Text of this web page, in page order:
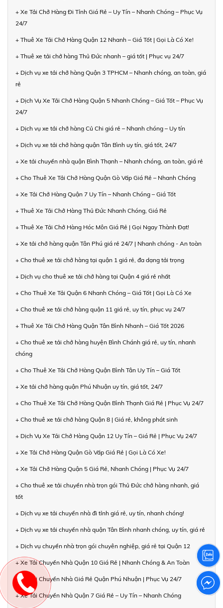
+ Xe Tải Chở Hàng Đi Tỉnh Giá Rẻ – Uy Tín – Nhanh Chóng – Phục Vụ
24/7
+ Thuê Xe Tải Chở Hàng Quận 12 Nhanh – Giá Tốt | Gọi Là Có Xe!
+ Thuê xe tải chở hàng Thủ Đức nhanh – giá tốt | Phục vụ 24/7
+ Dịch vụ xe tải chở hàng Quận 3 TPHCM – Nhanh chóng, an toàn, giá
rẻ
+ Dịch Vụ Xe Tải Chở Hàng Quận 5 Nhanh Chóng – Giá Tốt – Phục Vụ
24/7
+ Dịch vụ xe tải chở hàng Củ Chi giá rẻ – Nhanh chóng – Uy tín
+ Dịch vụ xe tải chở hàng quận Tân Bình uy tín, giá tốt, 24/7
+ Xe tải chuyển nhà quận Bình Thạnh – Nhanh chóng, an toàn, giá rẻ
+ Cho Thuê Xe Tải Chở Hàng Quận Gò Vấp Giá Rẻ – Nhanh Chóng
+ Xe Tải Chở Hàng Quận 7 Uy Tín – Nhanh Chóng – Giá Tốt
+ Thuê Xe Tải Chở Hàng Thủ Đức Nhanh Chóng, Giá Rẻ
+ Thuê Xe Tải Chở Hàng Hóc Môn Giá Rẻ | Gọi Ngay Thành Đạt!
+ Xe tải chở hàng quận Tân Phú giá rẻ 24/7 | Nhanh chóng - An toàn
+ Cho thuê xe tải chở hàng tại quận 1 giá rẻ, đa dạng tải trọng
+ Dịch vụ cho thuê xe tải chở hàng tại Quận 4 giá rẻ nhất
+ Cho Thuê Xe Tải Quận 6 Nhanh Chóng – Giá Tốt | Gọi Là Có Xe
+ Cho thuê xe tải chở hàng quận 11 giá rẻ, uy tín, phục vụ 24/7
+ Thuê Xe Tải Chở Hàng Quận Tân Bình Nhanh – Giá Tốt 2026
+ Cho thuê xe tải chở hàng huyện Bình Chánh giá rẻ, uy tín, nhanh
chóng
+ Cho Thuê Xe Tải Chở Hàng Quận Bình Tân Uy Tín – Giá Tốt
+ Xe tải chở hàng quận Phú Nhuận uy tín, giá tốt, 24/7
+ Cho Thuê Xe Tải Chở Hàng Quận Bình Thạnh Giá Rẻ | Phục Vụ 24/7
+ Cho thuê xe tải chở hàng Quận 8 | Giá rẻ, không phát sinh
+ Dịch Vụ Xe Tải Chở Hàng Quận 12 Uy Tín – Giá Rẻ | Phục Vụ 24/7
+ Xe Tải Chở Hàng Quận Gò Vấp Giá Rẻ | Gọi Là Có Xe!
+ Xe Tải Chở Hàng Quận 5 Giá Rẻ, Nhanh Chóng | Phục Vụ 24/7
+ Cho thuê xe tải chuyển nhà trọn gói Thủ Đức chở hàng nhanh, giá
tốt
+ Dịch vụ xe tải chuyển nhà đi tỉnh giá rẻ, uy tín, nhanh chóng!
+ Dịch vụ xe tải chuyển nhà quận Tân Bình nhanh chóng, uy tín, giá rẻ
+ Dịch vụ chuyển nhà trọn gói chuyên nghiệp, giá rẻ tại Quận 12
+ Xe Tải Chuyển Nhà Quận 10 Giá Rẻ | Nhanh Chóng & An Toàn
+ Xe Tải Chuyển Nhà Giá Rẻ Quận Phú Nhuận | Phục Vụ 24/7
+ Xe Tải Chuyển Nhà Quận 7 Giá Rẻ – Uy Tín – Nhanh Chóng